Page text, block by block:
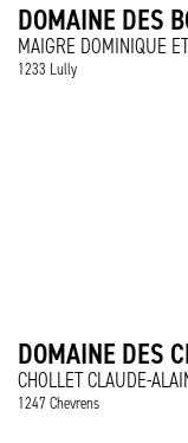
DOMAINE DES
MAIGRE DOMINIQUE
1233 Lully
DOMAINE DES
CHOLLET CLAUDE-
1247 Chevrens